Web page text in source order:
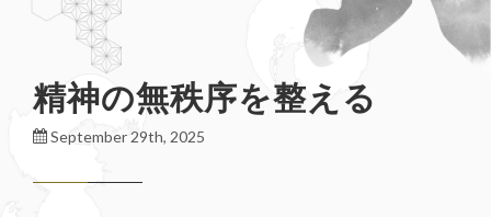
精神の無秩序を整える
September 29th, 2025